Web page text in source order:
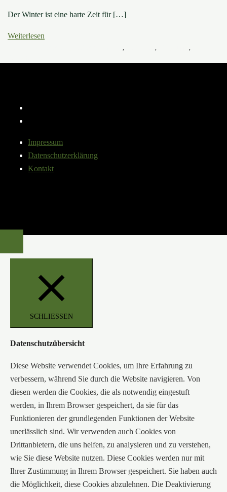
Der Winter ist eine harte Zeit für […]
Weiterlesen
, ,
,
Impressum
Datenschutzerklärung
Kontakt
SCHLIESSEN
Datenschutzübersicht
Diese Website verwendet Cookies, um Ihre Erfahrung zu
verbessern, während Sie durch die Website navigieren. Von
diesen werden die Cookies, die als notwendig eingestuft
werden, in Ihrem Browser gespeichert, da sie für das
Funktionieren der grundlegenden Funktionen der Website
unerlässlich sind. Wir verwenden auch Cookies von
Drittanbietern, die uns helfen, zu analysieren und zu verstehen,
wie Sie diese Website nutzen. Diese Cookies werden nur mit
Ihrer Zustimmung in Ihrem Browser gespeichert. Sie haben auch
die Möglichkeit, diese Cookies abzulehnen. Die Deaktivierung